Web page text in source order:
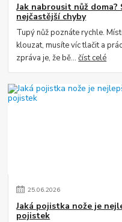
Jak nabrousit nůž
nejčastější chyby
Tupý nůž poznáte rychle.
klouzat, musíte víc tlačit a
zpráva je, že bě...číst celé
25.06.2026
Jaká pojistka nože je
pojistek